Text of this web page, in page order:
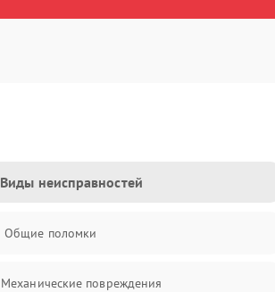
Виды неисправностей
Общие поломки
Механические повреждения